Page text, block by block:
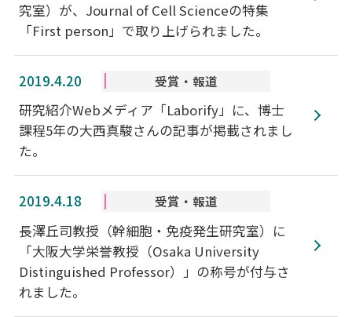
究室）が、Journal of Cell Scienceの特集
「First person」で取り上げられました。
2019.4.20 受賞・報道
研究紹介Webメディア「Laborify」に、博士
課程5年の大西真駿さんの記事が掲載されまし
た。
2019.4.18 受賞・報道
長澤丘司教授（幹細胞・免疫発生研究室）に
「大阪大学栄誉教授（Osaka University
Distinguished Professor）」の称号が付与さ
れました。